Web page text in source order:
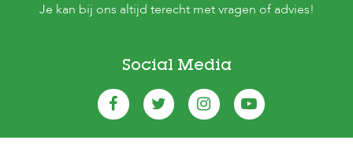
Je kan bij ons altijd terecht met vragen of advies!
Social Media